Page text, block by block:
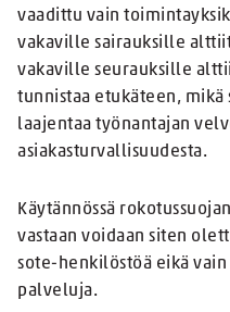
vaadittu vain
vakaville sairauksille
vakaville seurauksille
tunnistaa etukäteen, mikä
laajentaa työnantajan
asiakasturvallisuudesta.
Käytännössä
vastaan voidaan siten
sote-henkilöstöä eikä
palveluja.